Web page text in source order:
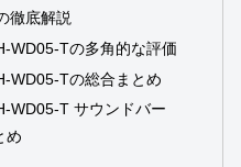
徹底解説
の多角的な評価
の総合まとめ
WD05-T サウンドバー
め